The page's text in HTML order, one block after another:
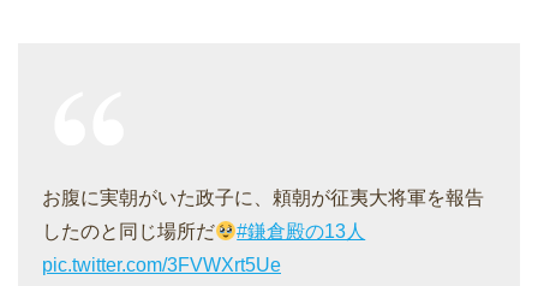
お腹に実朝がいた政子に、頼朝が征夷大将軍を報告
したのと同じ場所だ
#鎌倉殿の13人
pic.twitter.com/3FVWXrt5Ue